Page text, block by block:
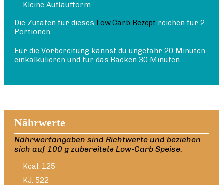
Kleine Auflaufform
Die Zutaten für dieses Low Carb Rezept reichen für 2
Portionen.
Für die Vorbereitung kannst du ungefähr 20 Minuten
einkalkulieren und für das Backen 30 Minuten.
Nährwerte
Nährwertangaben sind Richtwerte und beziehen
sich auf 100 g zubereitete Low-Carb Speise.
Kcal: 125
KJ: 522